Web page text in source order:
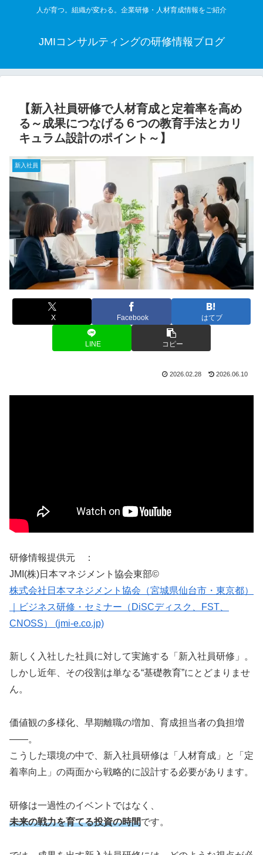
人が育つ。組織が変わる。企業研修・人材育成情報をご紹介
JMIコンサルティングの研修情報ブログ
【新入社員研修で人材育成と定着率を高め
る～成果につなげる６つの教育手法とカリ
キュラム設計のポイント～】
新入社員
X Facebook はてブ
LINE コピー
2026.02.28 2026.06.10
研修情報提供元 ：
JMI(株)日本マネジメント協会東部©
株式会社日本マネジメント協会（宮城県仙台市・東京都）
｜ビジネス研修・セミナー（DiSCディスク、FST、
CNOSS） (jmi-e.co.jp)
新しく入社した社員に対して実施する「新入社員研修」。
しかし近年、その役割は単なる“基礎教育”にとどまりませ
ん。
価値観の多様化、早期離職の増加、育成担当者の負担増
――。
こうした環境の中で、新入社員研修は「人材育成」と「定
着率向上」の両面から戦略的に設計する必要があります。
研修は一過性のイベントではなく、
未来の戦力を育てる投資の時間です。